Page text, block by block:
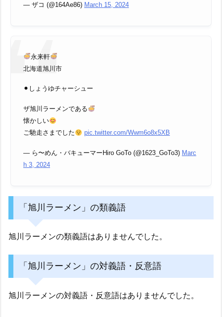
— ザコ (@164Ae86) March 15, 2024
永来軒
北海道旭川市
⚫︎しょうゆチャーシュー
ザ旭川ラーメンである
懐かしい
ご馳走さまでした
pic.twitter.com/Wwm6o8x5XB
— ら〜めん・バキューマーHiro GoTo (@1623_GoTo3) Marc
h 3, 2024
「旭川ラーメン」の類義語
旭川ラーメンの類義語はありませんでした。
「旭川ラーメン」の対義語・反意語
旭川ラーメンの対義語・反意語はありませんでした。